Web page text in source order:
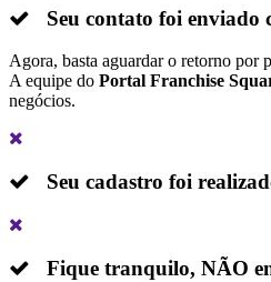
Seu contato foi enviado
Agora, basta aguardar o retorno por
A equipe do Portal Franchise
negócios.
Seu cadastro foi
Fique tranquilo, NÃO